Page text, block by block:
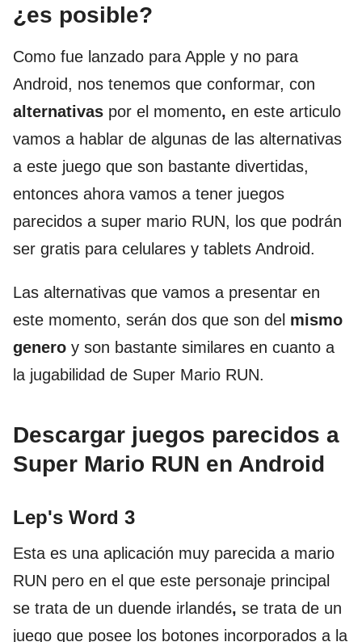
¿es posible?
Como fue lanzado para Apple y no para
Android, nos tenemos que conformar, con
alternativas por el momento, en este articulo
vamos a hablar de algunas de las alternativas
a este juego que son bastante divertidas,
entonces ahora vamos a tener juegos
parecidos a super mario RUN, los que podrán
ser gratis para celulares y tablets Android.
Las alternativas que vamos a presentar en
este momento, serán dos que son del mismo
genero y son bastante similares en cuanto a
la jugabilidad de Super Mario RUN.
Descargar juegos parecidos a
Super Mario RUN en Android
Lep's Word 3
Esta es una aplicación muy parecida a mario
RUN pero en el que este personaje principal
se trata de un duende irlandés, se trata de un
juego que posee los botones incorporados a la